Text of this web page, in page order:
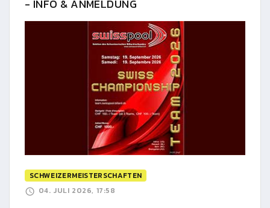
- INFO & ANMELDUNG
SCHWEIZERMEISTERSCHAFTEN
04. JULI 2026, 17:58